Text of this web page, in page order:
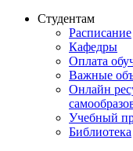
Студентам
Расписание
Кафедры
Оплата
Важные
Онлайн
Учебный
Библиотека